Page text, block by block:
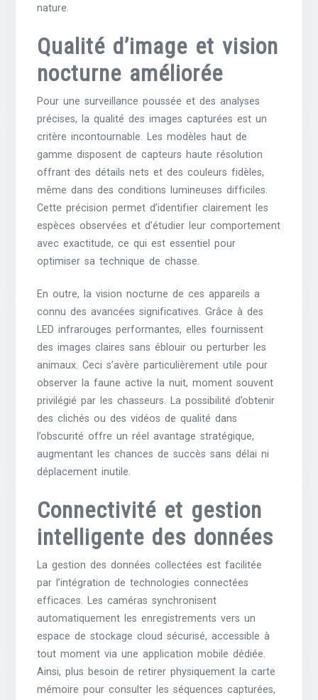
nature.
Qualité d’image et vision
nocturne améliorée
Pour une surveillance poussée et des analyses
précises, la qualité des images capturées est un
critère incontournable. Les modèles haut de
gamme disposent de capteurs haute résolution
offrant des détails nets et des couleurs fidèles,
même dans des conditions lumineuses difficiles.
Cette précision permet d’identifier clairement les
espèces observées et d’étudier leur comportement
avec exactitude, ce qui est essentiel pour
optimiser sa technique de chasse.
En outre, la vision nocturne de ces appareils a
connu des avancées significatives. Grâce à des
LED infrarouges performantes, elles fournissent
des images claires sans éblouir ou perturber les
animaux. Ceci s’avère particulièrement utile pour
observer la faune active la nuit, moment souvent
privilégié par les chasseurs. La possibilité d’obtenir
des clichés ou des vidéos de qualité dans
l’obscurité offre un réel avantage stratégique,
augmentant les chances de succès sans délai ni
déplacement inutile.
Connectivité et gestion
intelligente des données
La gestion des données collectées est facilitée
par l’intégration de technologies connectées
efficaces. Les caméras synchronisent
automatiquement les enregistrements vers un
espace de stockage cloud sécurisé, accessible à
tout moment via une application mobile dédiée.
Ainsi, plus besoin de retirer physiquement la carte
mémoire pour consulter les séquences capturées,